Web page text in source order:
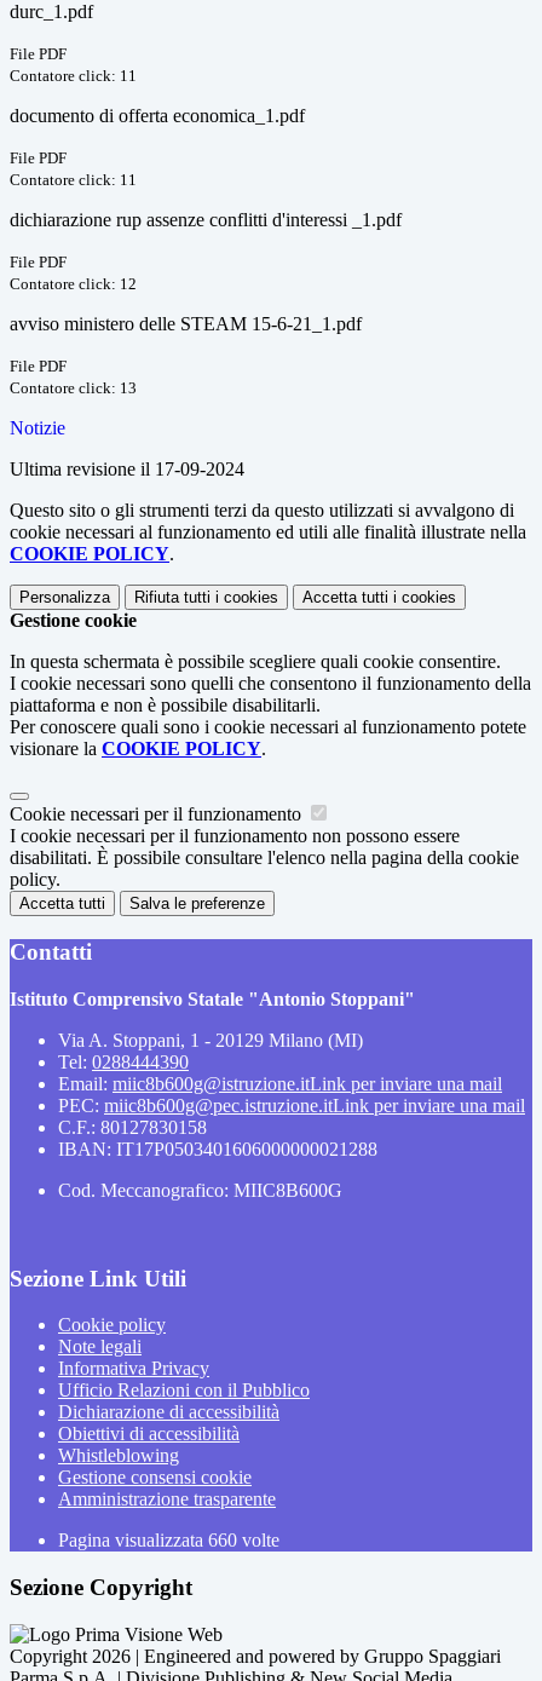
durc_1.pdf
File PDF
Contatore click: 11
documento di offerta economica_1.pdf
File PDF
Contatore click: 11
dichiarazione rup assenze conflitti d'interessi _1.pdf
File PDF
Contatore click: 12
avviso ministero delle STEAM 15-6-21_1.pdf
File PDF
Contatore click: 13
Notizie
Ultima revisione il 17-09-2024
Questo sito o gli strumenti terzi da questo utilizzati si avvalgono di
cookie necessari al funzionamento ed utili alle finalità illustrate nella
COOKIE POLICY.
Personalizza Rifiuta tutti i cookies Accetta tutti i cookies
Gestione cookie
In questa schermata è possibile scegliere quali cookie consentire.
I cookie necessari sono quelli che consentono il funzionamento della
piattaforma e non è possibile disabilitarli.
Per conoscere quali sono i cookie necessari al funzionamento potete
visionare la COOKIE POLICY.
Cookie necessari per il funzionamento
I cookie necessari per il funzionamento non possono essere
disabilitati. È possibile consultare l'elenco nella pagina della cookie
policy.
Accetta tutti Salva le preferenze
Contatti
Istituto Comprensivo Statale "Antonio Stoppani"
Via A. Stoppani, 1 - 20129 Milano (MI)
Tel: 0288444390
Email: miic8b600g@istruzione.itLink per inviare una mail
PEC: miic8b600g@pec.istruzione.itLink per inviare una mail
C.F.: 80127830158
IBAN: IT17P0503401606000000021288
Cod. Meccanografico: MIIC8B600G
Sezione Link Utili
Cookie policy
Note legali
Informativa Privacy
Ufficio Relazioni con il Pubblico
Dichiarazione di accessibilità
Obiettivi di accessibilità
Whistleblowing
Gestione consensi cookie
Amministrazione trasparente
Pagina visualizzata 660 volte
Sezione Copyright
Copyright 2026 | Engineered and powered by Gruppo Spaggiari